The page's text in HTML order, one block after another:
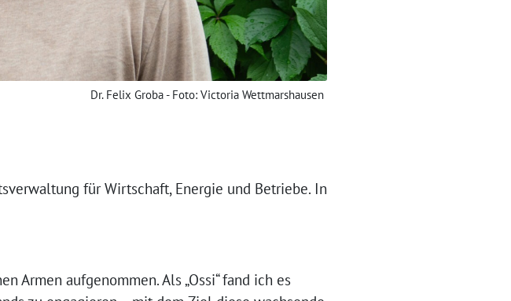
Dr. Felix Groba - Foto: Victoria Wettmarshausen
für Wirtschaft, Energie und Betriebe. In
Armen aufgenommen. Als „Ossi“ fand ich es